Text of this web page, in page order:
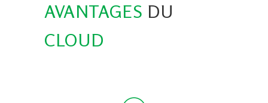
AVANTAGES DU
CLOUD